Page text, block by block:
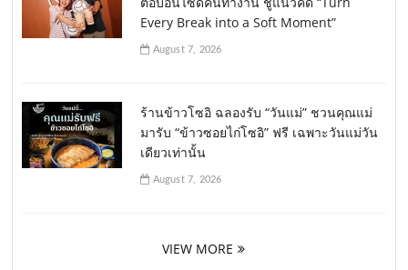
Every Break into a Soft Moment”
August 7, 2026
ร้านข้าวโซอิ ฉลองรับ “วันแม่” ชวนคุณแม่
มารับ “ข้าวซอยไก่โซอิ” ฟรี เฉพาะวันแม่วัน
เดียวเท่านั้น
August 7, 2026
VIEW MORE